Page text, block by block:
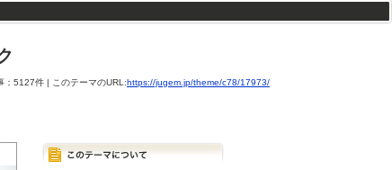
：5127件 | このテーマのURL:https://jugem.jp/theme/c78/17973/